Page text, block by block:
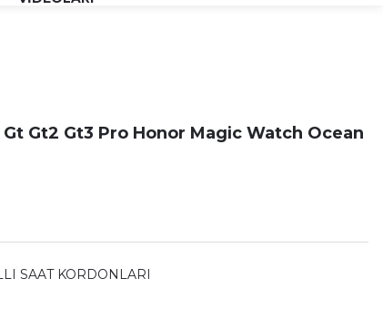
Gt2 Gt3 Pro Honor Magic Watch Ocean
SAAT KORDONLARI